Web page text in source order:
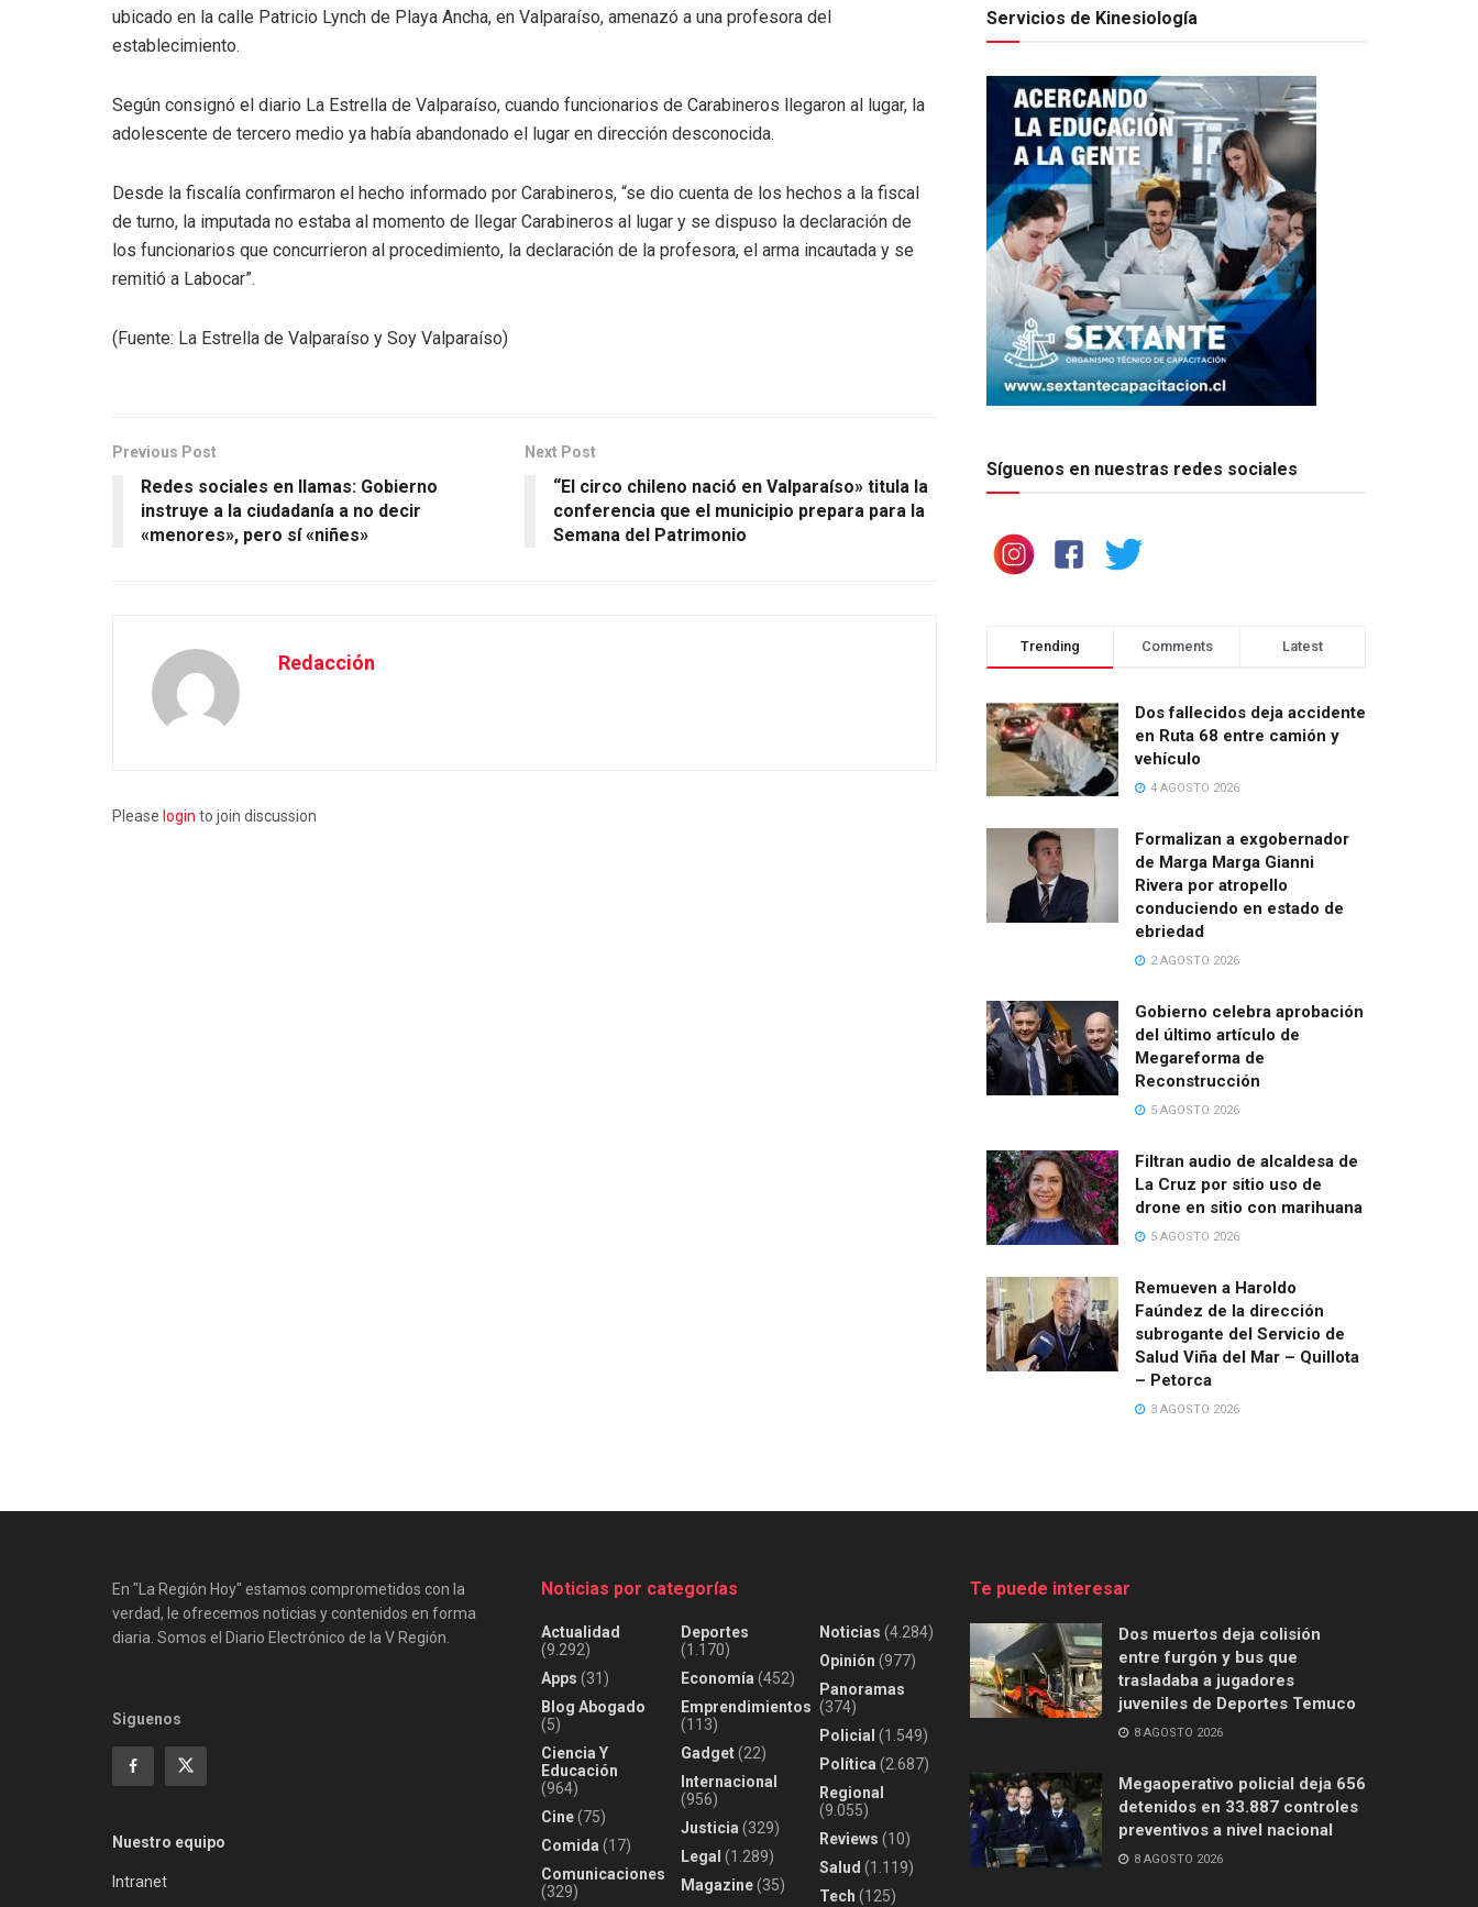
ubicado en la calle Patricio Lynch de Playa Ancha, en Valparaíso, amenazó a una profesora del
establecimiento.
Según consignó el diario La Estrella de Valparaíso, cuando funcionarios de Carabineros llegaron al lugar, la
adolescente de tercero medio ya había abandonado el lugar en dirección desconocida.
Desde la fiscalía confirmaron el hecho informado por Carabineros, “se dio cuenta de los hechos a la fiscal
de turno, la imputada no estaba al momento de llegar Carabineros al lugar y se dispuso la declaración de
los funcionarios que concurrieron al procedimiento, la declaración de la profesora, el arma incautada y se
remitió a Labocar”.
(Fuente: La Estrella de Valparaíso y Soy Valparaíso)
Previous Post
Redes sociales en llamas: Gobierno
instruye a la ciudadanía a no decir
«menores», pero sí «niñes»
Next Post
“El circo chileno nació en Valparaíso» titula la
conferencia que el municipio prepara para la
Semana del Patrimonio
Redacción
Please login to join discussion
Servicios de Kinesiología
Síguenos en nuestras redes sociales
Trending Comments Latest
Dos fallecidos deja accidente
en Ruta 68 entre camión y
vehículo
4 AGOSTO 2026
Formalizan a exgobernador
de Marga Marga Gianni
Rivera por atropello
conduciendo en estado de
ebriedad
2 AGOSTO 2026
Gobierno celebra aprobación
del último artículo de
Megareforma de
Reconstrucción
5 AGOSTO 2026
Filtran audio de alcaldesa de
La Cruz por sitio uso de
drone en sitio con marihuana
5 AGOSTO 2026
Remueven a Haroldo
Faúndez de la dirección
subrogante del Servicio de
Salud Viña del Mar – Quillota
– Petorca
3 AGOSTO 2026
En "La Región Hoy" estamos comprometidos con la
verdad, le ofrecemos noticias y contenidos en forma
diaria. Somos el Diario Electrónico de la V Región.
Siguenos
Nuestro equipo
Intranet
Noticias por categorías
Actualidad
(9.292)
Apps (31)
Blog Abogado
(5)
Ciencia Y
Educación
(964)
Cine(75)
Comida (17)
Comunicaciones
(329)
Deportes
(1.170)
Economía (452)
Emprendimientos
(113)
Gadget(22)
Internacional
(956)
Justicia (329)
Legal (1.289)
Magazine(35)
Noticias (4.284)
Opinión (977)
Panoramas
(374)
Policial (1.549)
Política (2.687)
Regional
(9.055)
Reviews (10)
Salud (1.119)
Tech (125)
Te puede interesar
Dos muertos deja colisión
entre furgón y bus que
trasladaba a jugadores
juveniles de Deportes Temuco
8 AGOSTO 2026
Megaoperativo policial deja 656
detenidos en 33.887 controles
preventivos a nivel nacional
8 AGOSTO 2026